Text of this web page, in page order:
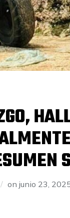
on junio 23,